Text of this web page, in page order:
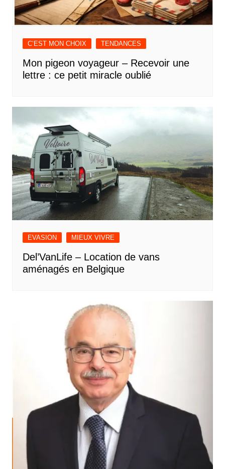
C’EST MON CHOIX TENDANCES
Mon pigeon voyageur – Recevoir une
lettre : ce petit miracle oublié
EVASION MIEUX VIVRE
Del’VanLife – Location de vans
aménagés en Belgique